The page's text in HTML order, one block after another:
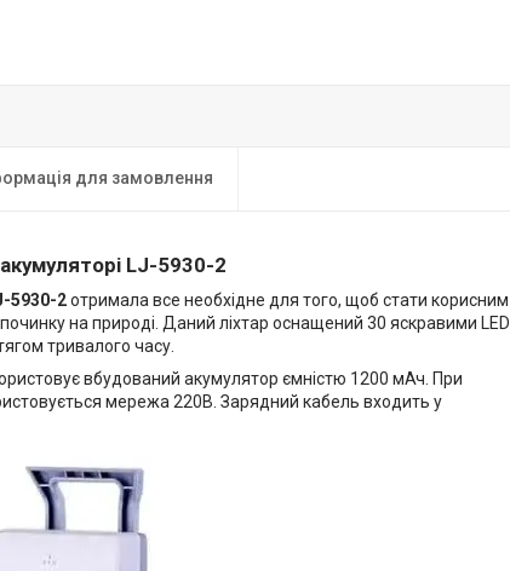
для замовлення
LJ-5930-2
5930-2отримала все необхідне для того, щоб стати корисним
на природі. Даний ліхтар оснащений 30 яскравими LED
тривалого часу.
вбудований акумулятор ємністю 1200 мАч. При
мережа 220В. Зарядний кабель входить у